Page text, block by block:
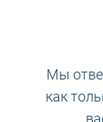
Мы
как